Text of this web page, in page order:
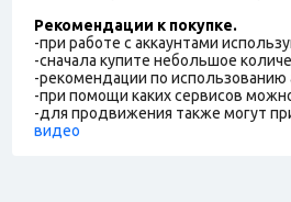
Рекомендации к покупке.
-при работе с аккаунтами
-сначала купите небольшое
-рекомендации по использованию
-при помощи каких сервисов
-для продвижения также могут
видео